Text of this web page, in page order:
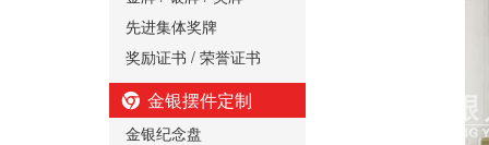
先进集体奖牌
奖励证书 / 荣誉证书
金银摆件定制
金银纪念盘